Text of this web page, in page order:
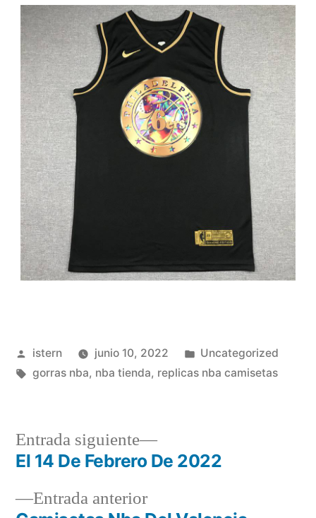
Publicado
por
istern junio 10, 2022
Publicado
en
Uncategorized
Etiquetas:
gorras nba, nba tienda, replicas nba camisetas
Navegación
deEntrada anteriorEntrada
Entrada siguiente
Entrada
siguiente:
El 14 De Febrero De 2022